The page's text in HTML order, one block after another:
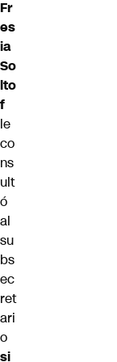
Fr
es
ia
So
lto
f
le
co
ns
ult
ó
al
su
bs
ec
ret
ari
o
si